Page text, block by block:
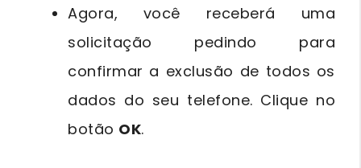
Agora, você receberá uma
solicitação pedindo para
confirmar a exclusão de todos os
dados do seu telefone. Clique no
botão OK.